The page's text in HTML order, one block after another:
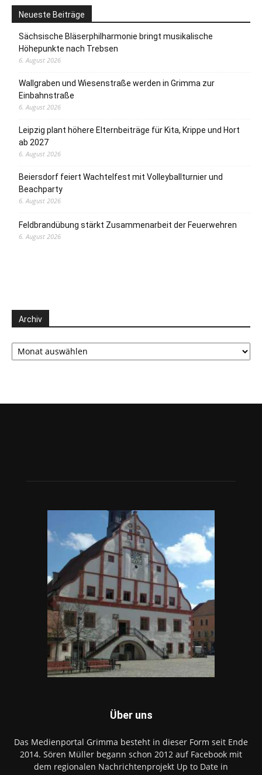
Neueste Beiträge
Sächsische Bläserphilharmonie bringt musikalische
Höhepunkte nach Trebsen
6. August 2026
Wallgraben und Wiesenstraße werden in Grimma zur
Einbahnstraße
6. August 2026
Leipzig plant höhere Elternbeiträge für Kita, Krippe und Hort
ab 2027
6. August 2026
Beiersdorf feiert Wachtelfest mit Volleyballturnier und
Beachparty
6. August 2026
Feldbrandübung stärkt Zusammenarbeit der Feuerwehren
6. August 2026
Archiv
Archiv
Über uns
Das Medienportal Grimma besteht in dieser Form seit Ende
2014. Sören Müller begann schon 2012 auf Facebook mit
dem regionalen Nachrichtenprojekt Up to Date in